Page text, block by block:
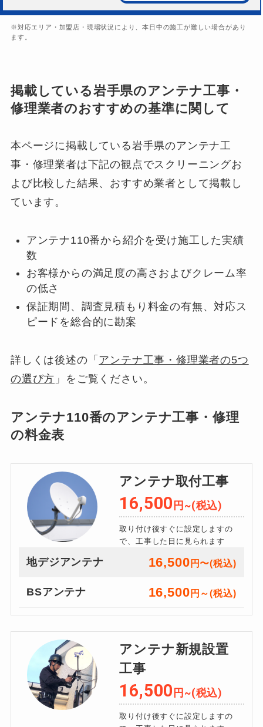
※対応エリア・加盟店・現場状況により、本日中の施工が難しい場合があり
ます。
掲載している岩手県のアンテナ工事・
修理業者のおすすめの基準に関して
本ページに掲載している岩手県のアンテナ工
事・修理業者は下記の観点でスクリーニングお
よび比較した結果、おすすめ業者として掲載し
ています。
アンテナ110番から紹介を受け施工した実績
数
お客様からの満足度の高さおよびクレーム率
の低さ
保証期間、調査見積もり料金の有無、対応ス
ピードを総合的に勘案
詳しくは後述の「 アンテナ工事・修理業者の5つ
の選び方 」をご覧ください。
アンテナ110番のアンテナ工事・修理
の料金表
アンテナ取付工事
16,500円~(税込)
取り付け後すぐに設定しますの
で、工事した日に見られます
地デジアンテナ 16,500 円〜(税込)
BSアンテナ 16,500 円～(税込)
アンテナ新規設置
工事
16,500 円~(税込)
取り付け後すぐに設定しますの